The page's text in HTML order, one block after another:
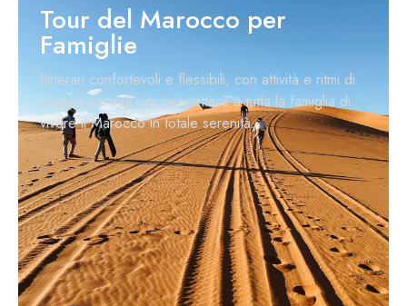
Tour del Marocco per
Famiglie
Itinerari confortevoli e flessibili, con attività e ritmi di
viaggio pensati per permettere a tutta la famiglia di
vivere il Marocco in totale serenità.